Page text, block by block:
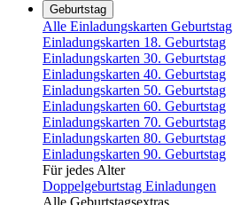
Geburtstag
Alle Einladungskarten Geburtstag
Einladungskarten 18. Geburtstag
Einladungskarten 30. Geburtstag
Einladungskarten 40. Geburtstag
Einladungskarten 50. Geburtstag
Einladungskarten 60. Geburtstag
Einladungskarten 70. Geburtstag
Einladungskarten 80. Geburtstag
Einladungskarten 90. Geburtstag
Für jedes Alter
Doppelgeburtstag Einladungen
Alle Geburtstagsextras